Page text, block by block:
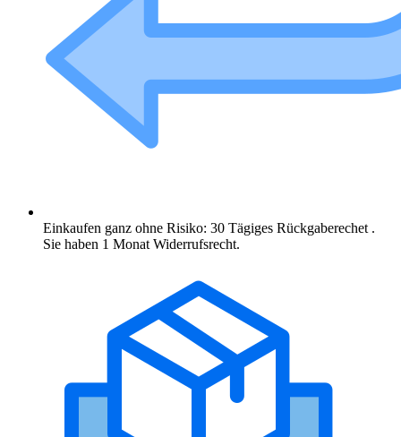
Einkaufen ganz ohne Risiko: 30 Tägiges Rückgaberechet .
Sie haben 1 Monat Widerrufsrecht.